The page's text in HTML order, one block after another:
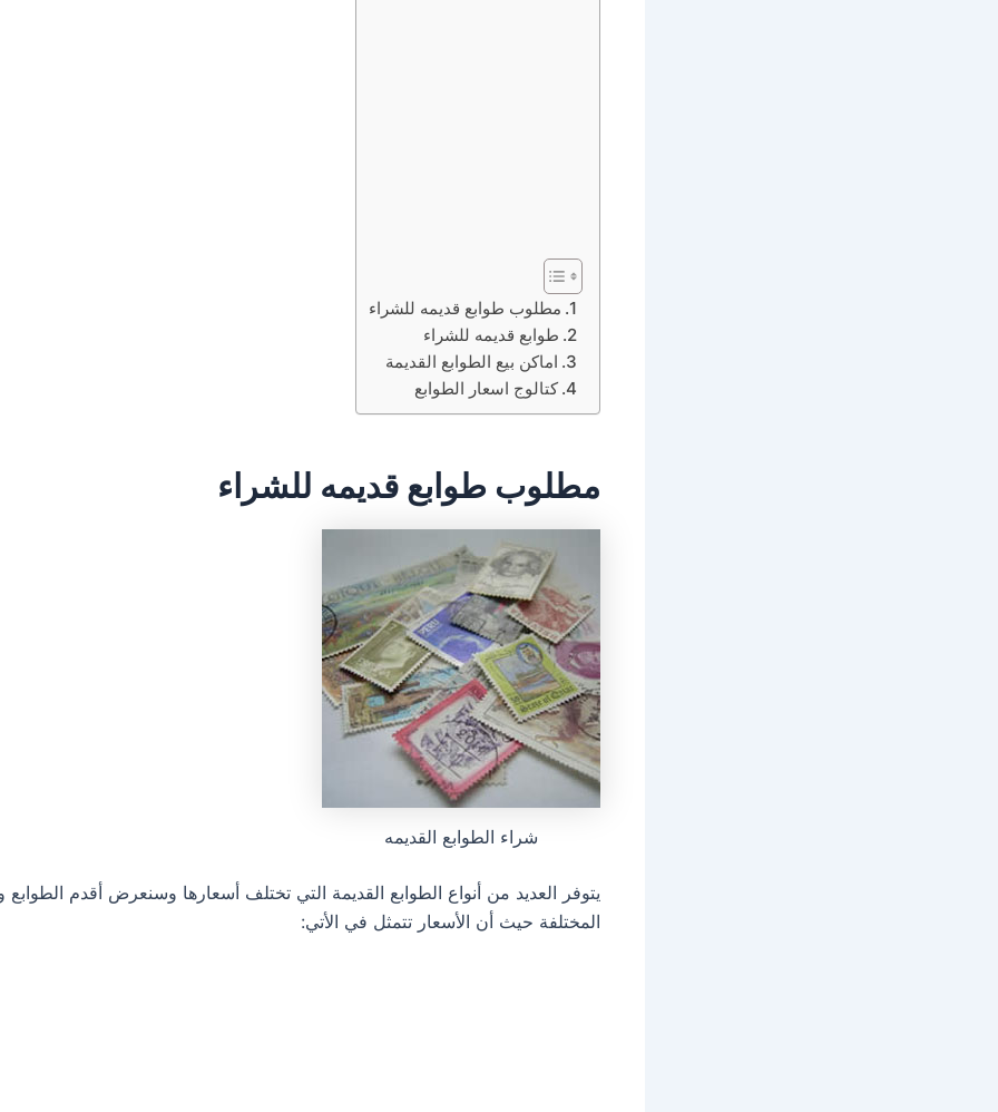
مطلوب طوابع قديمه للشراء
طوابع قديمه للشراء
اماكن بيع الطوابع القديمة
كتالوج اسعار الطوابع
مطلوب طوابع قديمه للشراء
شراء الطوابع القديمه
يتوفر العديد من أنواع الطوابع القديمة التي تختلف أسعارها وسنعرض أقدم الطوابع
المختلفة حيث أن الأسعار تتمثل في الأتي: